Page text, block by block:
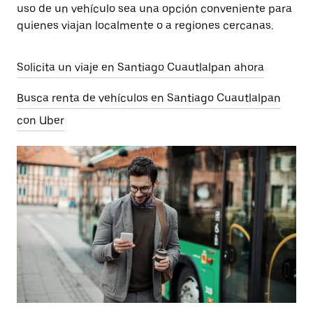
uso de un vehículo sea una opción conveniente para
quienes viajan localmente o a regiones cercanas.
Solicita un viaje en Santiago Cuautlalpan ahora
Busca renta de vehículos en Santiago Cuautlalpan
con Uber